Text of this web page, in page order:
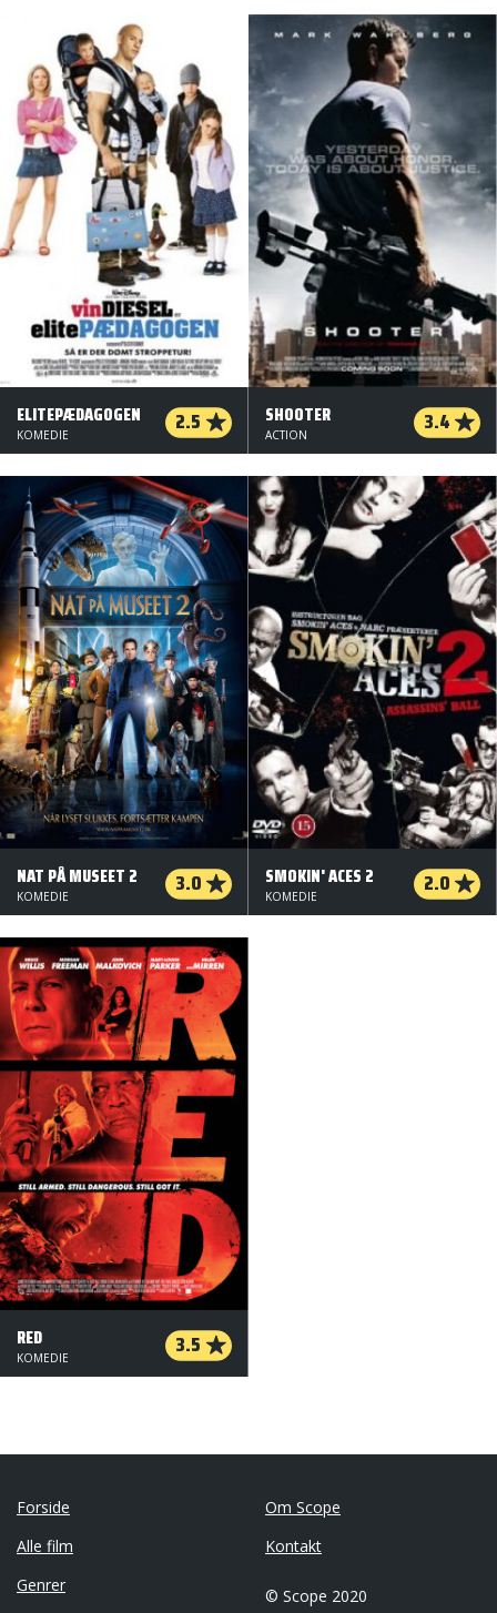
ELITEPÆDAGOGEN 2.5
KOMEDIE
SHOOTER 3.4
ACTION
NAT PÅ MUSEET 2 3.0
KOMEDIE
SMOKIN' ACES 2 2.0
KOMEDIE
RED 3.5
KOMEDIE
Forside
Alle film
Genrer
Om Scope
Kontakt
© Scope 2020